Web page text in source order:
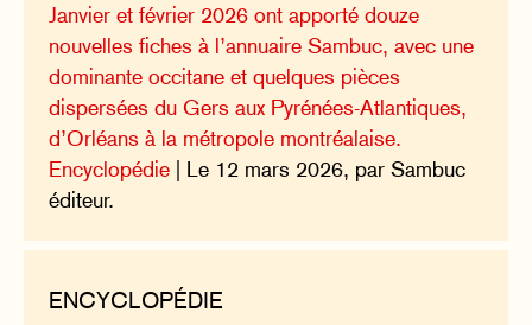
Janvier et février 2026 ont apporté douze
nouvelles fiches à l’annuaire Sambuc, avec une
dominante occitane et quelques pièces
dispersées du Gers aux Pyrénées-Atlantiques,
d’Orléans à la métropole montréalaise.
Encyclopédie | Le 12 mars 2026, par Sambuc
éditeur.
ENCYCLOPÉDIE